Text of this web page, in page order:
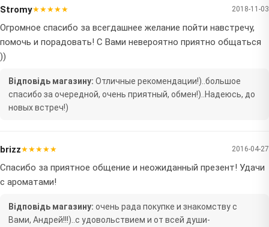
Stromy★★★★★ 2018-11-03
Огромное спасибо за всегдашнее желание пойти навстречу,
помочь и порадовать! С Вами невероятно приятно общаться
))
Відповідь магазину: Отличные рекомендации!)..большое
спасибо за очередной, очень приятный, обмен!)..Надеюсь, до
новых встреч!)
brizz★★★★★ 2016-04-27
Спасибо за приятное общение и неожиданный презент! Удачи
с ароматами!
Відповідь магазину: очень рада покупке и знакомству с
Вами, Андрей!!!)..с удовольствием и от всей души-